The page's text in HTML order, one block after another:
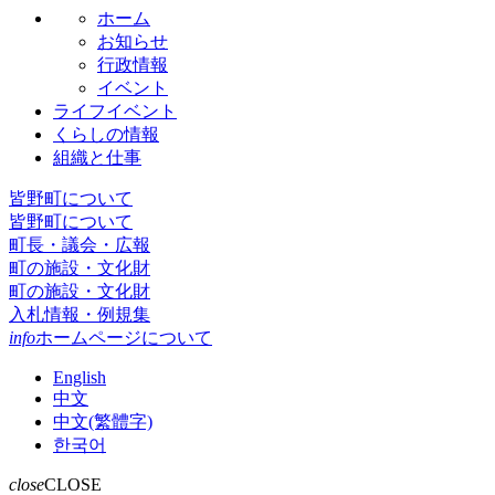
ホーム
お知らせ
行政情報
イベント
ライフイベント
くらしの情報
組織と仕事
皆野町について
皆野町について
町長・議会・広報
町の施設・文化財
町の施設・文化財
入札情報・例規集
infoホームページについて
English
中文
中文(繁體字)
한국어
closeCLOSE